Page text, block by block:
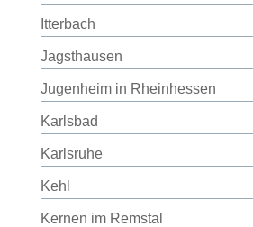
Itterbach
Jagsthausen
Jugenheim in Rheinhessen
Karlsbad
Karlsruhe
Kehl
Kernen im Remstal